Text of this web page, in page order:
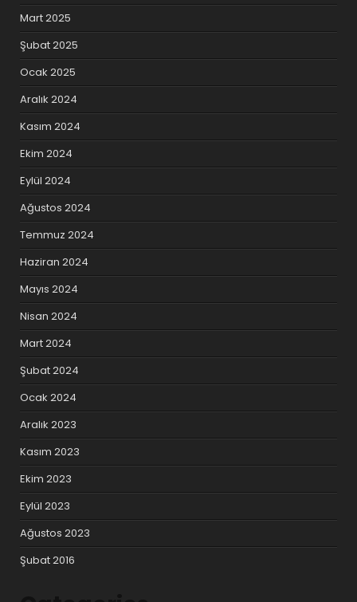
Mart 2025
Şubat 2025
Ocak 2025
Aralık 2024
Kasım 2024
Ekim 2024
Eylül 2024
Ağustos 2024
Temmuz 2024
Haziran 2024
Mayıs 2024
Nisan 2024
Mart 2024
Şubat 2024
Ocak 2024
Aralık 2023
Kasım 2023
Ekim 2023
Eylül 2023
Ağustos 2023
Şubat 2016